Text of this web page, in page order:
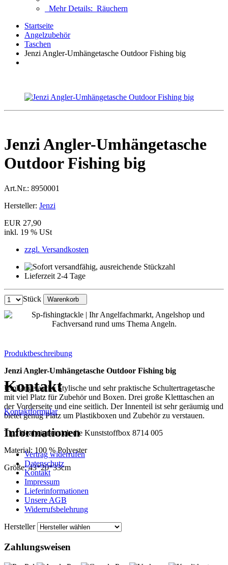
Mehr Details: Räuchern
Startseite
Angelzubehör
Taschen
Jenzi Angler-Umhängetasche Outdoor Fishing big
Jenzi Angler-Umhängetasche
Outdoor Fishing big
Art.Nr.: 8950001
Hersteller: Jenzi
EUR 27,90
inkl. 19 % USt
zzgl. Versandkosten
Lieferzeit 2-4 Tage
Stück Warenkorb
Produktbeschreibung
Jenzi Angler-Umhängetasche Outdoor Fishing big
Umhängetasche Stylische und sehr praktische Schultertragetasche
mit viel Platz für Zubehör und Boxen. Drei große Kletttaschen an
der Vorderseite und eine seitlich. Der Innenteil ist sehr geräumig und
bietet genug Platz um Plastikboxen und Zubehör zu verstauen.
Tip: Ideal eignet sich die Kunststoffbox 8714 005
Material: 100 % Polyester
Größe: 43*20*33cm
Kontakt
Kontaktformular
Informationen
Vertrag widerrufen
Datenschutz
Kontakt
Impressum
Lieferinformationen
Unsere AGB
Widerrufsbelehrung
Hersteller
Zahlungsweisen